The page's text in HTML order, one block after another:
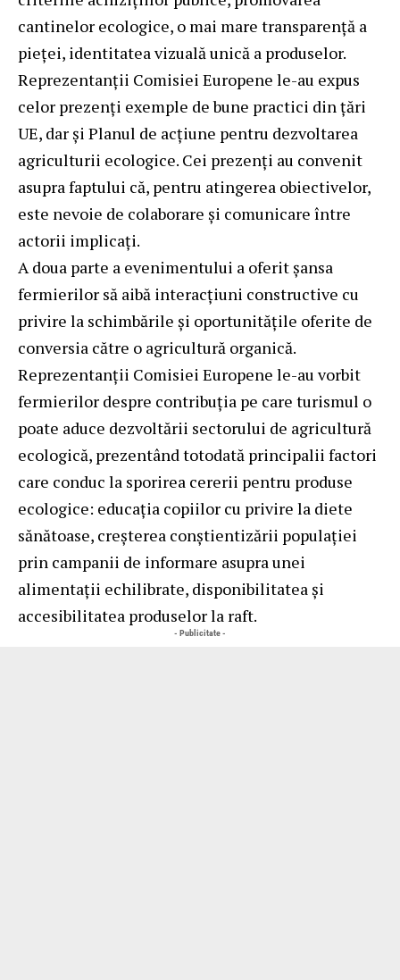
cantinelor ecologice, o mai mare transparență a
pieței, identitatea vizuală unică a produselor.
Reprezentanții Comisiei Europene le-au expus
celor prezenți exemple de bune practici din țări
UE, dar și Planul de acțiune pentru dezvoltarea
agriculturii ecologice. Cei prezenți au convenit
asupra faptului că, pentru atingerea obiectivelor,
este nevoie de colaborare și comunicare între
actorii implicați.
A doua parte a evenimentului a oferit șansa
fermierilor să aibă interacțiuni constructive cu
privire la schimbările și oportunitățile oferite de
conversia către o agricultură organică.
Reprezentanții Comisiei Europene le-au vorbit
fermierilor despre contribuția pe care turismul o
poate aduce dezvoltării sectorului de agricultură
ecologică, prezentând totodată principalii factori
care conduc la sporirea cererii pentru produse
ecologice: educația copiilor cu privire la diete
sănătoase, creșterea conștientizării populației
prin campanii de informare asupra unei
alimentații echilibrate, disponibilitatea și
accesibilitatea produselor la raft.
- Publicitate -